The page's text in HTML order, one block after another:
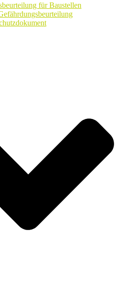
für Baustellen